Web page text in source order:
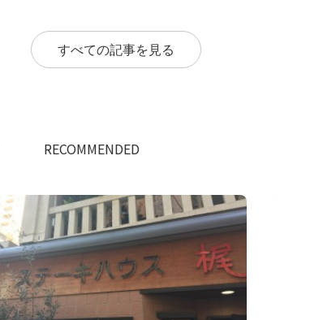
すべての記事を見る
RECOMMENDED